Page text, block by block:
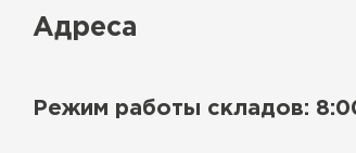
Адреса
Режим работы складов: